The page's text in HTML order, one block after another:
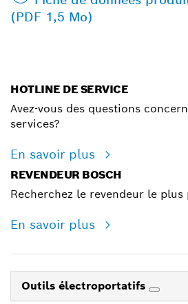
(PDF 1,5 Mo)
HOTLINE DE SERVICE
Avez-vous des questions
services?
En savoir plus
REVENDEUR BOSCH
Recherchez le revendeur le
En savoir plus
Outils électroportatifs